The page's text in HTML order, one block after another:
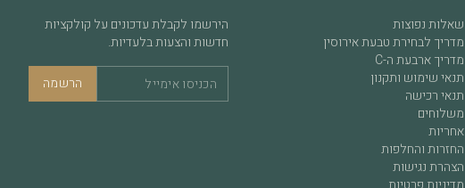
שאלות נפוצות
מדריך לבחירת טבעת אירוסין
מדריך ארבעת ה-C
תנאי שימוש ותקנון
תנאי רכישה
משלוחים
אחריות
החזרות והחלפות
הצהרת נגישות
הירשמו לקבלת עדכונים על קולקציות
חדשות והצעות בלעדיות.
הרשמה